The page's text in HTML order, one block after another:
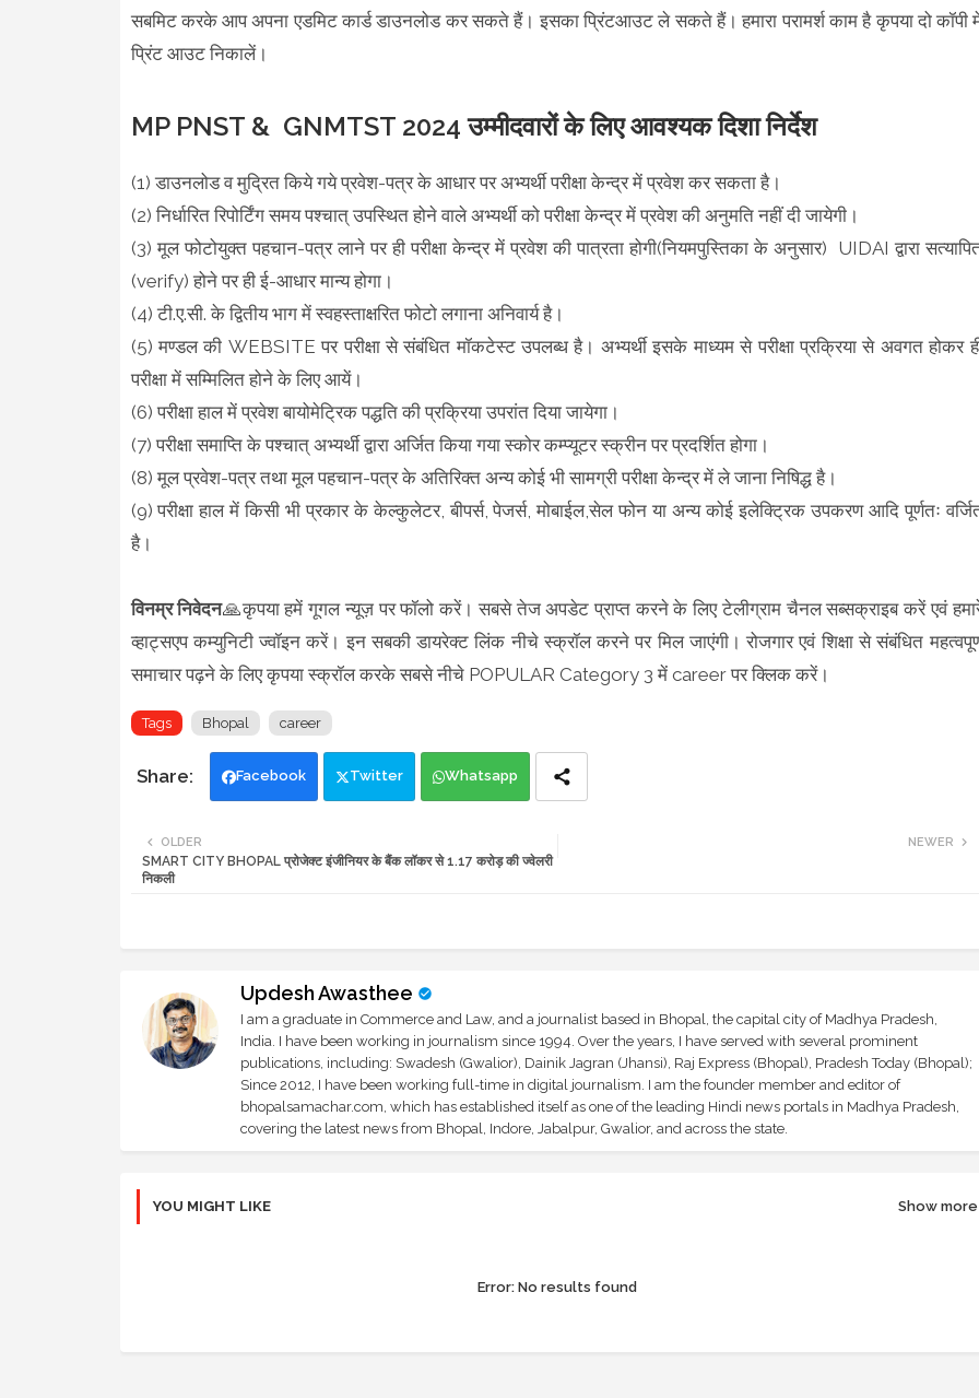
सबमिट करके आप अपना एडमिट कार्ड डाउनलोड कर सकते हैं। इसका प्रिंटआउट ले सकते हैं। हमारा परामर्श काम है कृपया दो कॉपी
प्रिंट आउट निकालें।
MP PNST & GNMTST 2024 उम्मीदवारों के लिए आवश्यक दिशा निर्देश
(1) डाउनलोड व मुद्रित किये गये प्रवेश-पत्र के आधार पर अभ्यर्थी परीक्षा केन्द्र में प्रवेश कर सकता है।
(2) निर्धारित रिपोर्टिंग समय पश्चात् उपस्थित होने वाले अभ्यर्थी को परीक्षा केन्द्र में प्रवेश की अनुमति नहीं दी जायेगी।
(3) मूल फोटोयुक्त पहचान-पत्र लाने पर ही परीक्षा केन्द्र में प्रवेश की पात्रता होगी(नियमपुस्तिका के अनुसार) UIDAI द्वारा
(verify) होने पर ही ई-आधार मान्य होगा।
(4) टी.ए.सी. के द्वितीय भाग में स्वहस्ताक्षरित फोटो लगाना अनिवार्य है।
(5) मण्डल की WEBSITE पर परीक्षा से संबंधित मॉकटेस्ट उपलब्ध है। अभ्यर्थी इसके माध्यम से परीक्षा प्रक्रिया से अवगत होकर
परीक्षा में सम्मिलित होने के लिए आयें।
(6) परीक्षा हाल में प्रवेश बायोमेट्रिक पद्धति की प्रक्रिया उपरांत दिया जायेगा।
(7) परीक्षा समाप्ति के पश्चात् अभ्यर्थी द्वारा अर्जित किया गया स्कोर कम्प्यूटर स्क्रीन पर प्रदर्शित होगा।
(8) मूल प्रवेश-पत्र तथा मूल पहचान-पत्र के अतिरिक्त अन्य कोई भी सामग्री परीक्षा केन्द्र में ले जाना निषिद्ध है।
(9) परीक्षा हाल में किसी भी प्रकार के केल्कुलेटर, बीपर्स, पेजर्स, मोबाईल,सेल फोन या अन्य कोई इलेक्ट्रिक उपकरण आदि पूर्णतः
है।
विनम्र निवेदन🙏कृपया हमें गूगल न्यूज़ पर फॉलो करें। सबसे तेज अपडेट प्राप्त करने के लिए टेलीग्राम चैनल सब्सक्राइब करें एवं
व्हाट्सएप कम्युनिटी ज्वॉइन करें। इन सबकी डायरेक्ट लिंक नीचे स्क्रॉल करने पर मिल जाएंगी। रोजगार एवं शिक्षा से संबंधित
समाचार पढ़ने के लिए कृपया स्क्रॉल करके सबसे नीचे POPULAR Category 3 में career पर क्लिक करें।
Tags Bhopal career
Facebook Twitter Whatsapp
NEWER
OLDER
SMART CITY BHOPAL प्रोजेक्ट इंजीनियर के बैंक लॉकर से 1.17 करोड़ की ज्वेलरी
निकली
Updesh Awasthee
I am a graduate in Commerce and Law, and a journalist based in Bhopal, the capital city of Madhya Pradesh,
India. I have been working in journalism since 1994. Over the years, I have served with several prominent
publications, including: Swadesh (Gwalior), Dainik Jagran (Jhansi), Raj Express (Bhopal), Pradesh Today (Bhopal);
Since 2012, I have been working full-time in digital journalism. I am the founder member and editor of
bhopalsamachar.com, which has established itself as one of the leading Hindi news portals in Madhya Pradesh,
covering the latest news from Bhopal, Indore, Jabalpur, Gwalior, and across the state.
YOU MIGHT LIKE Show more
Error:No results found